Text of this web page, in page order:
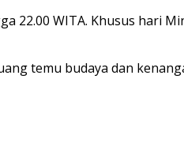
22.00 WITA. Khusus hari
temu budaya dan